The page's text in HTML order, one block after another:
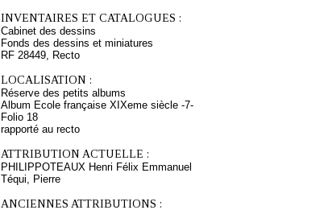
INVENTAIRES ET CATALOGUES :
Cabinet des dessins
Fonds des dessins et miniatures
RF 28449, Recto
LOCALISATION :
Réserve des petits albums
Album Ecole française XIXeme siècle -7-
Folio 18
rapporté au recto
ATTRIBUTION ACTUELLE :
PHILIPPOTEAUX Henri Félix Emmanuel
Téqui, Pierre
ANCIENNES ATTRIBUTIONS :